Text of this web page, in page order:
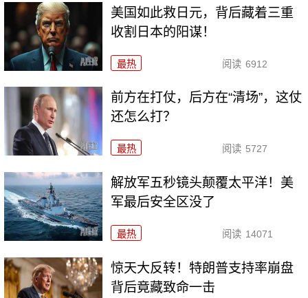
美国如此救日元，背后藏着三重
收割日本的阳谋！
最热 阅读 6912
前方在打仗，后方在“清场”，这仗
还怎么打？
最热 阅读 5727
解放军五秒镜头颠覆太平洋！美
军最后安全区没了
最热 阅读 14071
惊天大反转！特朗普支持率崩盘
背后竟藏致命一击